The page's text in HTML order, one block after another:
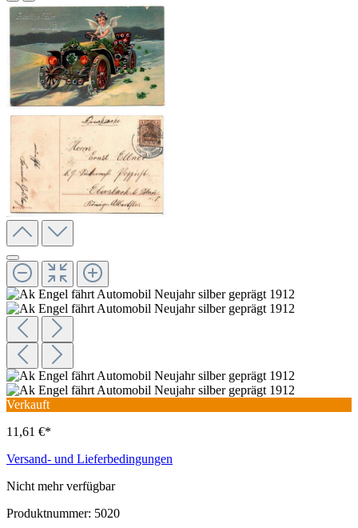
Verkauft
11,61 €*
Versand- und Lieferbedingungen
Nicht mehr verfügbar
Produktnummer: 5020